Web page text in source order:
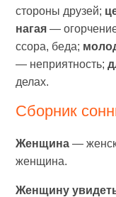
стороны друзей;
нагая —
ссора, беда;
— неприятность;
делах.
Сборник
Женщина —
женщина.
Женщину